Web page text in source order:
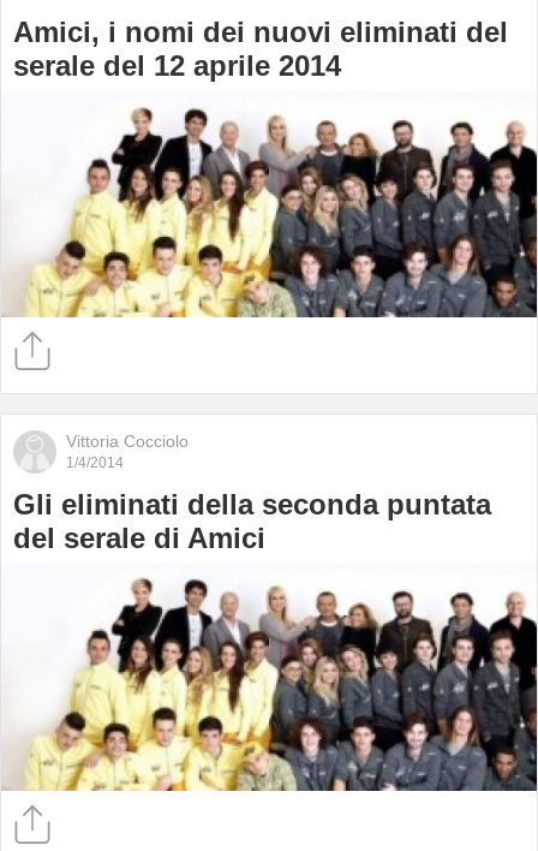
Amici, i nomi dei nuovi eliminati del
serale del 12 aprile 2014
Vittoria Cocciolo
1/4/2014
Gli eliminati della seconda puntata
del serale di Amici